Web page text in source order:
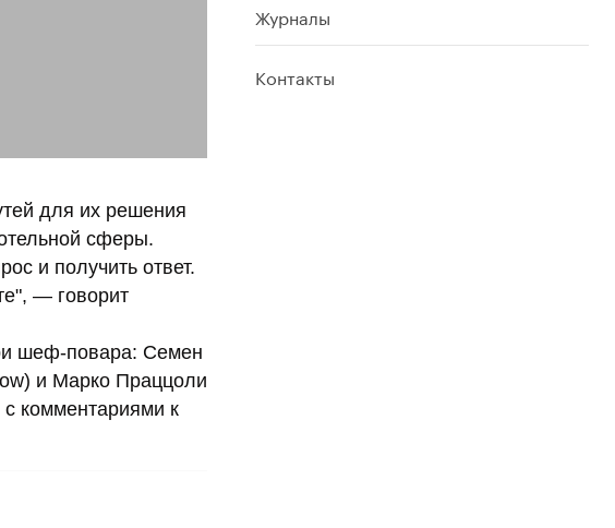
для их решения
сферы.
и получить ответ.
— говорит
шеф-повара: Семен
и Марко Праццоли
комментариями к
Журналы
Контакты